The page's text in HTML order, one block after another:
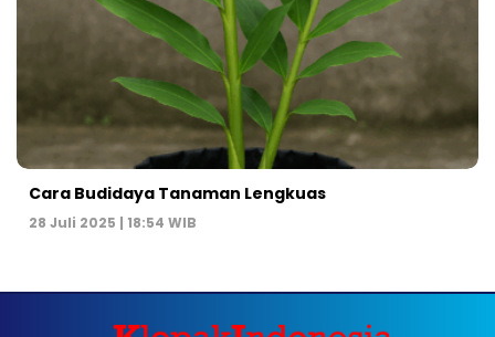
Cara Budidaya Tanaman Lengkuas
28 Juli 2025 | 18:54 WIB